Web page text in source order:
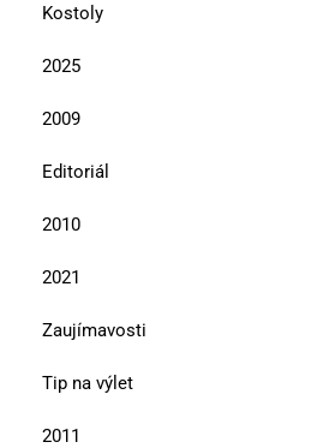
Kostoly
2025
2009
Editoriál
2010
2021
Zaujímavosti
Tip na výlet
2011